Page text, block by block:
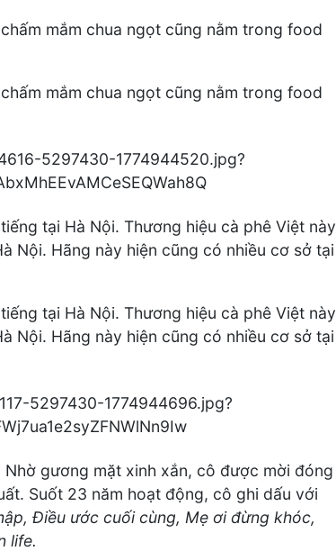
mắm chua ngọt cũng nằm trong food
mắm chua ngọt cũng nằm trong food
tại Hà Nội. Thương hiệu cà phê Việt này
Nội. Hãng này hiện cũng có nhiều cơ sở tại
tại Hà Nội. Thương hiệu cà phê Việt này
Nội. Hãng này hiện cũng có nhiều cơ sở tại
Nhờ gương mặt xinh xắn, cô được mời đóng
Suốt 23 năm hoạt động, cô ghi dấu với
Điều ước cuối cùng, Mẹ ơi đừng khóc,
life.